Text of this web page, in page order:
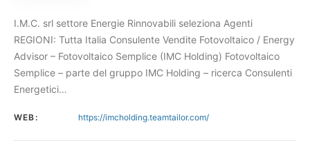
I.M.C. srl settore Energie Rinnovabili seleziona Agenti
REGIONI: Tutta Italia Consulente Vendite Fotovoltaico / Energy
Advisor – Fotovoltaico Semplice (IMC Holding) Fotovoltaico
Semplice – parte del gruppo IMC Holding – ricerca Consulenti
Energetici…
WEB: https://imcholding.teamtailor.com/